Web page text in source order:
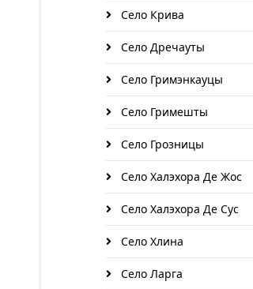
Село Крива
Село Дречауты
Село Гримэнкауцы
Село Гримешты
Село Грозницы
Село Халэхора Де Жос
Село Халэхора Де Сус
Село Хлина
Село Ларга